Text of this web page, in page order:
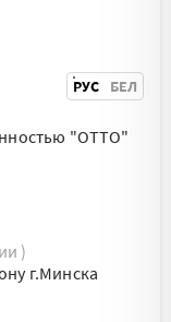
РУС БЕЛ
"ОТТО"
)
г.Минска